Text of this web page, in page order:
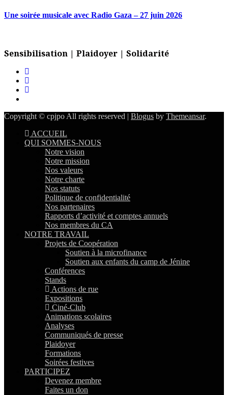
Une soirée musicale avec Radio Gaza – 27 juin 2026
Sensibilisation | Plaidoyer | Solidarité
Copyright © cpjpo All rights reserved | Blogus by Themeansar.
ACCUEIL
QUI SOMMES-NOUS
Notre vision
Notre mission
Nos valeurs
Notre charte
Nos statuts
Politique de confidentialité
Nos partenaires
Rapports d’activité et comptes annuels
Nos membres du CA
NOTRE TRAVAIL
Projets de Coopération
Soutien à la microfinance
Soutien aux enfants du camp de Jénine
Conférences
Stands
Actions de rue
Expositions
Ciné-Club
Animations scolaires
Analyses
Communiqués de presse
Plaidoyer
Formations
Soirées festives
PARTICIPEZ
Devenez membre
Faites un don